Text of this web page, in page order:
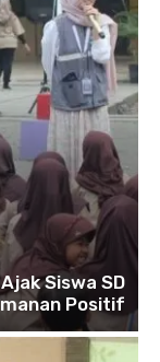
Siswa SD
Positif